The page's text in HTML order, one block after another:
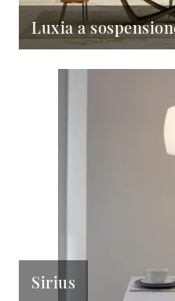
Luxia a
Sirius